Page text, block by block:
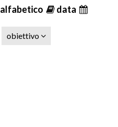
alfabetico data
obiettivo